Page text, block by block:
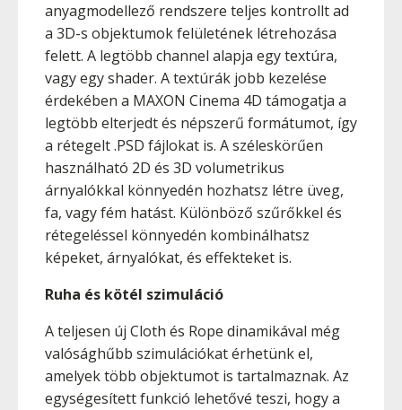
anyagmodellező rendszere teljes kontrollt ad
a 3D-s objektumok felületének létrehozása
felett. A legtöbb channel alapja egy textúra,
vagy egy shader. A textúrák jobb kezelése
érdekében a MAXON Cinema 4D támogatja a
legtöbb elterjedt és népszerű formátumot, így
a rétegelt .PSD fájlokat is. A széleskörűen
használható 2D és 3D volumetrikus
árnyalókkal könnyedén hozhatsz létre üveg,
fa, vagy fém hatást. Különböző szűrőkkel és
rétegeléssel könnyedén kombinálhatsz
képeket, árnyalókat, és effekteket is.
Ruha és kötél szimuláció
A teljesen új Cloth és Rope dinamikával még
valósághűbb szimulációkat érhetünk el,
amelyek több objektumot is tartalmaznak. Az
egységesített funkció lehetővé teszi, hogy a